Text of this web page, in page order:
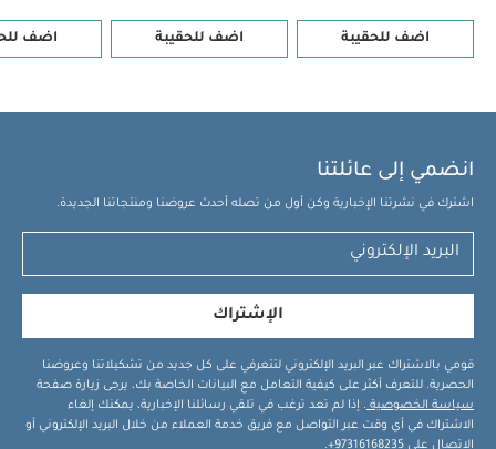
اضف للحقيبة اضف للحقيبة اضف
انضمي إلى عائلتنا
اشترك في نشرتنا الإخبارية وكن أول من تصله أحدث عروضنا ومنتجاتنا الجديدة.
الإشتراك
قومي بالاشتراك عبر البريد الإلكتروني لتتعرفي على كل جديد من تشكيلاتنا وعروضنا
الحصرية. للتعرف أكثر على كيفية التعامل مع البيانات الخاصة بك، يرجى زيارة صفحة
سياسة الخصوصية . إذا لم تعد ترغب في تلقي رسائلنا الإخبارية، يمكنك إلغاء
الاشتراك في أي وقت عبر التواصل مع فريق خدمة العملاء من خلال البريد الإلكتروني أو
الاتصال على 97316168235+
.